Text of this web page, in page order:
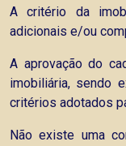
A critério da
adicionais e/ou
A aprovação do
imobiliária, sendo
critérios adotados
Não existe uma